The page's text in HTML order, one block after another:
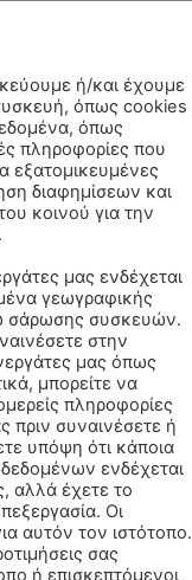
10/2024 –
ή/και έχουμε
όπως cookies
όπως
πληροφορίες που
εξατομικευμένες
διαφημίσεων και
κοινού για την
μας ενδέχεται
γεωγραφικής
σάρωσης συσκευών.
στην
μας όπως
μπορείτε να
πληροφορίες
πριν συναινέσετε ή
υπόψη ότι κάποια
ενδέχεται
αλλά έχετε το
Οι
αυτόν τον ιστότοπο.
σας
ή επισκεπτόμενοι